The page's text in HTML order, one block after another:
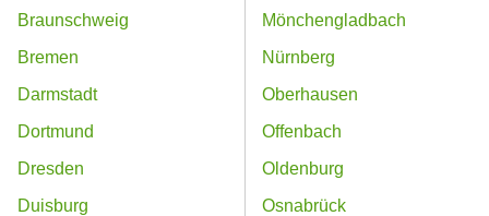
Braunschweig
Bremen
Darmstadt
Dortmund
Dresden
Duisburg
Mönchengladbach
Nürnberg
Oberhausen
Offenbach
Oldenburg
Osnabrück